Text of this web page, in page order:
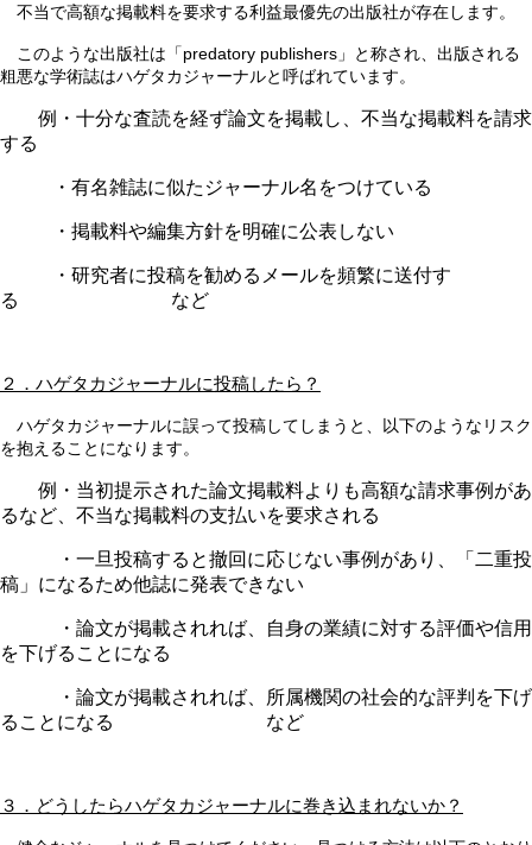
不当で高額な掲載料を要求する利益最優先の出版社が存在します。
このような出版社は「predatory publishers」と称され、出版される
粗悪な学術誌はハゲタカジャーナルと呼ばれています。
例・十分な査読を経ず論文を掲載し、不当な掲載料を請求
する
・有名雑誌に似たジャーナル名をつけている
・掲載料や編集方針を明確に公表しない
・研究者に投稿を勧めるメールを頻繁に送付す
る など
２．ハゲタカジャーナルに投稿したら？
ハゲタカジャーナルに誤って投稿してしまうと、以下のようなリスク
を抱えることになります。
例・当初提示された論文掲載料よりも高額な請求事例があ
るなど、不当な掲載料の支払いを要求される
・一旦投稿すると撤回に応じない事例があり、「二重投
稿」になるため他誌に発表できない
・論文が掲載されれば、自身の業績に対する評価や信用
を下げることになる
・論文が掲載されれば、所属機関の社会的な評判を下げ
ることになる など
３．どうしたらハゲタカジャーナルに巻き込まれないか？